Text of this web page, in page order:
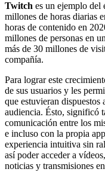
Twitch es un ejemplo del
millones de horas diarias
horas de contenido en
millones de personas en
más de 30 millones de
compañía.
Para lograr este
de sus usuarios y les
que estuvieran dispuestos
audiencia. Ésto, significó
comunicación entre los
e incluso con la propia
experiencia intuitiva sin
así poder acceder a
noticias y transmisiones